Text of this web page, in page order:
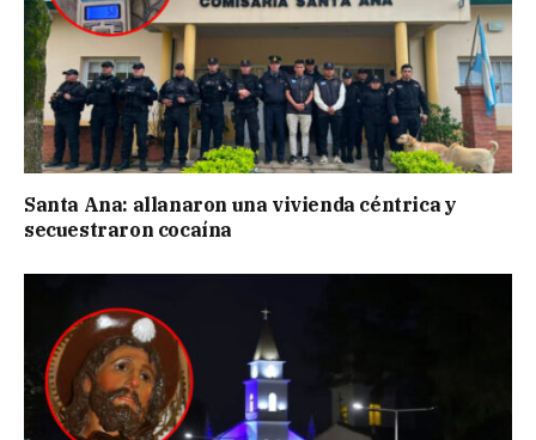
Santa Ana: allanaron una vivienda céntrica y
secuestraron cocaína